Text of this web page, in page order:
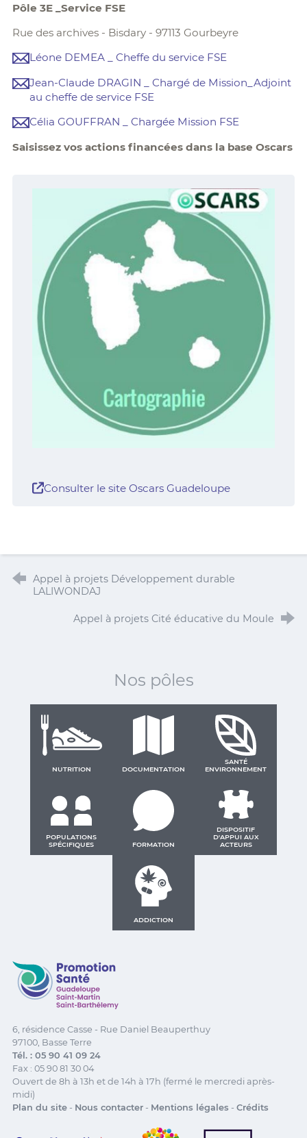
Pôle 3E _Service FSE
Rue des archives - Bisdary - 97113 Gourbeyre
Léone DEMEA _ Cheffe du service FSE
Jean-Claude DRAGIN _ Chargé de Mission_Adjoint
au cheffe de service FSE
Célia GOUFFRAN _ Chargée Mission FSE
Saisissez vos actions financées dans la base Oscars
Consulter le site Oscars Guadeloupe
Appel à projets Développement durable
LALIWONDAJ
Appel à projets Cité éducative du Moule
Nos pôles
NUTRITION DOCUMENTATION
SANTÉ
ENVIRONNEMENT
POPULATIONS
SPÉCIFIQUES
FORMATION
DISPOSITIF
D'APPUI AUX
ACTEURS
ADDICTION
Promotion Santé Guadeloupe, Saint-Martin, Saint
6, résidence Casse - Rue Daniel Beauperthuy
97100, Basse Terre
Tél. : 05 90 41 09 24
Fax : 05 90 81 30 04
Ouvert de 8h à 13h et de 14h à 17h (fermé le mercredi après-
midi)
Plan du site- Nous contacter- Mentions légales - Crédits